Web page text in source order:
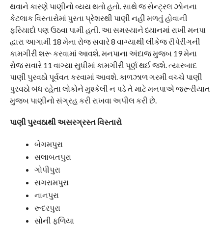
થવાને કારણે પાણીનો વ્યય થતો હતો. સાથે જ સેન્ટ્રલ ઝોનના
કેટલાક વિસ્તારોમાં પુરતા પ્રેશરથી પાણી નહીં મળતું હોવાની
ફરિયાદો પણ ઉઠવા પામી હતી. આ સમસ્યાને ધ્યાનમાં રાખી મનપા
દ્વારા આગામી 18 મેના રોજ સવારે 8 વાગ્યાથી લીકેજ રીપેરીંગની
કામગીરી શરૂ કરવામાં આવશે. મનપાના અંદાજ મુજબ 19 મેના
રોજ સવારે 11 વાગ્યા સુધીમાં કામગીરી પૂર્ણ થઈ જશે. ત્યારબાદ
પાણી પુરવઠો પૂર્વવત કરવામાં આવશે. કાળઝાળ ગરમી વચ્ચે પાણી
પુરવઠો બંધ રહેતા લોકોને મુશ્કેલી ન પડે તે માટે મનપાએ જરૂરીયાત
મુજબ પાણીનો સંગ્રહ કરી રાખવા અપીલ કરી છે.
પાણી પુરવઠાથી અસરગ્રસ્ત વિસ્તારો
બેગમપુરા
સલાબતપુરા
ગોપીપુરા
સગરામપુરા
નાનપુરા
રૂદરપુરા
સોની ફળિયા